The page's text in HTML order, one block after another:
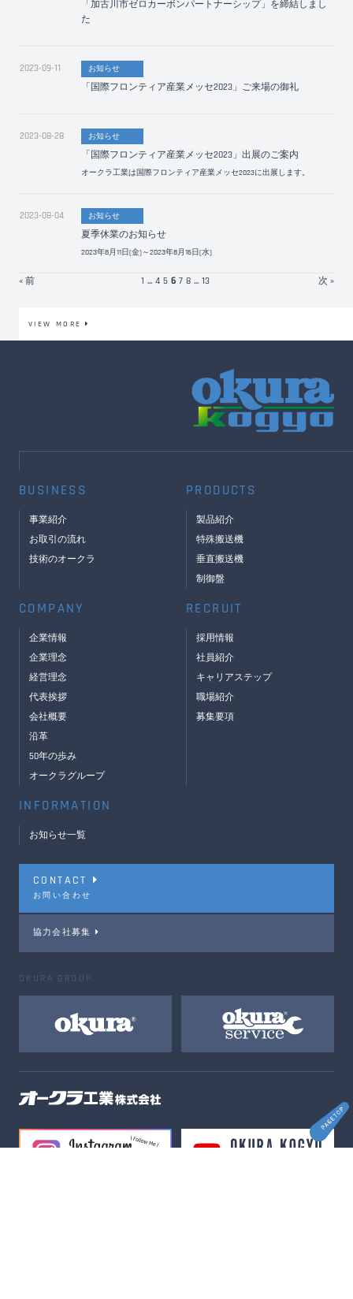
「加古川市ゼロカーボンパートナーシップ」を締結しまし
た
2023-09-11 お知らせ
「国際フロンティア産業メッセ2023」ご来場の御礼
2023-08-28 お知らせ
「国際フロンティア産業メッセ2023」出展のご案内
オークラ工業は国際フロンティア産業メッセ2023に出展します。
2023-08-04 お知らせ
夏季休業のお知らせ
2023年8月11日(金)～2023年8月16日(水)
« 前 1 ... 4 5 6 7 8 ... 13 次 »
VIEW MORE
BUSINESS PRODUCTS
事業紹介
製品紹介
お取引の流れ
特殊搬送機
技術のオークラ
垂直搬送機
制御盤
COMPANY RECRUIT
企業情報
採用情報
企業理念
社員紹介
経営理念
キャリアステップ
代表挨拶
職場紹介
会社概要
募集要項
沿革
50年の歩み
オークラグループ
INFORMATION
お知らせ一覧
CONTACT
お問い合わせ
協力会社募集
OKURA GROUP